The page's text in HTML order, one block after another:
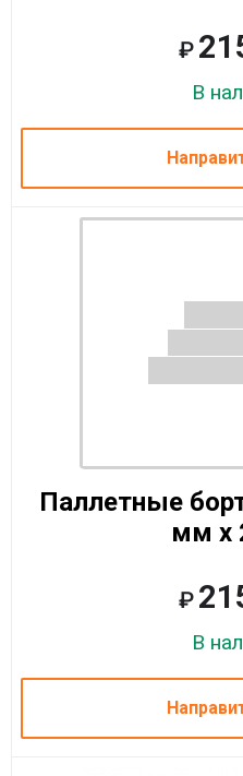
₽
В
Паллетные
мм x
₽
В